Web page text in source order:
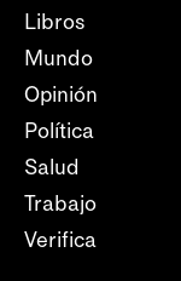
Libros
Mundo
Opinión
Política
Salud
Trabajo
Verifica